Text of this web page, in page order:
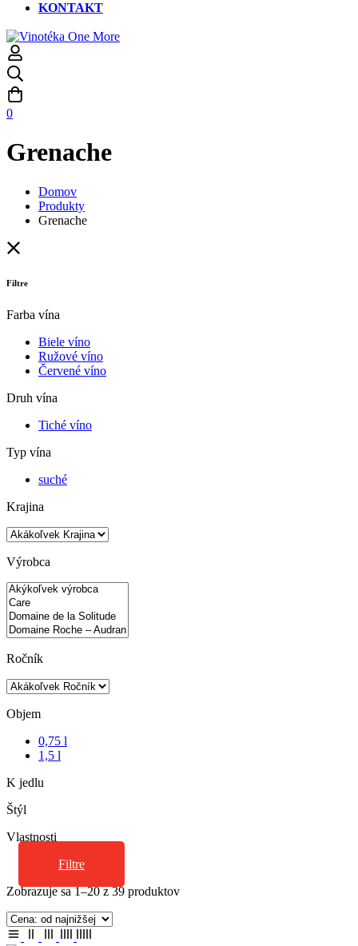
KONTAKT
0
Grenache
Domov
Produkty
Grenache
Filtre
Farba vína
Biele víno
Ružové víno
Červené víno
Druh vína
Tiché víno
Typ vína
suché
Krajina
Výrobca
Ročník
Objem
0,75 l
1,5 l
K jedlu
Štýl
Vlastnosti
Filtre
Zobrazuje sa 1–20 z 39 produktovZoradené